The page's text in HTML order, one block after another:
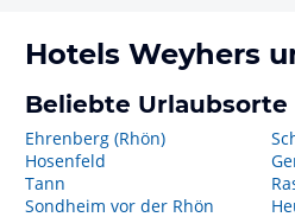
Hotels Weyhers
Beliebte Urlaubsorte
Ehrenberg (Rhön)
Hosenfeld
Tann
Sondheim vor der Rhön